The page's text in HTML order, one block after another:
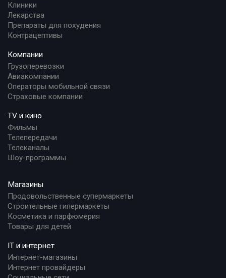
Клиники
Лекарства
Препараты для похудения
Контрацептивы
Компании
Грузоперевозки
Авиакомпании
Операторы мобильной связи
Страховые компании
TV и кино
Фильмы
Телепередачи
Телеканалы
Шоу-программы
Магазины
Продовольственные супермаркеты
Строительные гипермаркеты
Косметика и парфюмерия
Товары для детей
IT и интернет
Интернет-магазины
Интернет провайдеры